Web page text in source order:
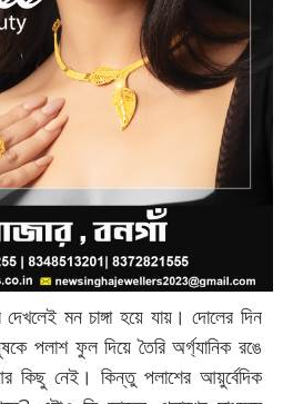
মন চাঙ্গা হয়ে যায়। দোলের দিন
পলাশ ফুল দিয়ে তৈরি অর্গ্যানিক রঙে
নেই। কিন্তু পলাশের আয়ুর্বেদিক